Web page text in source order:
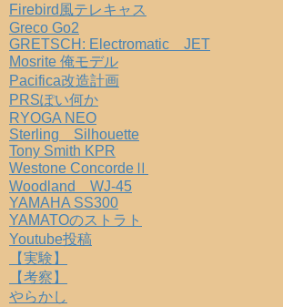
Firebird風テレキャス
Greco Go2
GRETSCH: Electromatic JET
Mosrite 俺モデル
Pacifica改造計画
PRSぽい何か
RYOGA NEO
Sterling Silhouette
Tony Smith KPR
Westone ConcordeⅡ
Woodland WJ-45
YAMAHA SS300
YAMATOのストラト
Youtube投稿
【実験】
【考察】
やらかし